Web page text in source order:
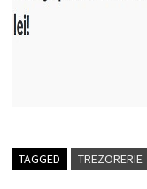
TAGGED TREZORERIE